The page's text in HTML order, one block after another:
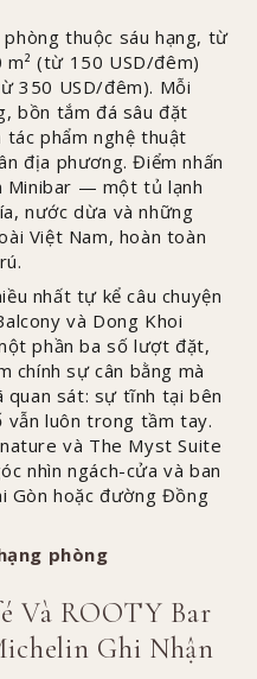
thuộc sáu hạng, từ
m² (từ 150 USD/đêm)
350 USD/đêm). Mỗi
bồn tắm đá sâu đặt
tác phẩm nghệ thuật
địa phương. Điểm nhấn
Minibar — một tủ lạnh
nước dừa và những
Việt Nam, hoàn toàn
nhất tự kể câu chuyện
và Dong Khoi
phần ba số lượt đặt,
chính sự cân bằng mà
quan sát: sự tĩnh tại bên
vẫn luôn trong tầm tay.
và The Myst Suite
nhìn ngách-cửa và ban
Gòn hoặc đường Đồng
phòng
Và ROOTY Bar
Ghi Nhận